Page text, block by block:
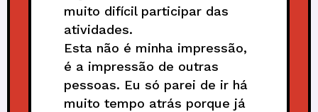
muito difícil participar das
atividades.
Esta não é minha impressão,
é a impressão de outras
pessoas. Eu só parei de ir há
muito tempo atrás porque já